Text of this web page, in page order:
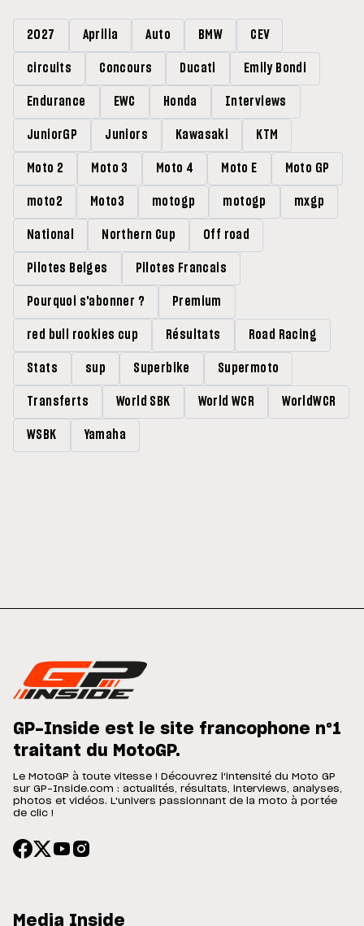
2027 Aprilia Auto BMW CEV
circuits Concours Ducati Emily Bondi
Endurance EWC Honda Interviews
JuniorGP Juniors Kawasaki KTM
Moto 2 Moto 3 Moto 4 Moto E Moto GP
moto2 Moto3 motogp motogp mxgp
National Northern Cup Off road
Pilotes Belges Pilotes Francais
Pourquoi s'abonner ? Premium
red bull rookies cup Résultats Road Racing
Stats sup Superbike Supermoto
Transferts World SBK World WCR WorldWCR
WSBK Yamaha
GP-Inside est le site francophone n°1
traitant du MotoGP.
Le MotoGP à toute vitesse ! Découvrez l'intensité du Moto GP
sur GP-Inside.com : actualités, résultats, interviews, analyses,
photos et vidéos. L'univers passionnant de la moto à portée
de clic !
Media Inside